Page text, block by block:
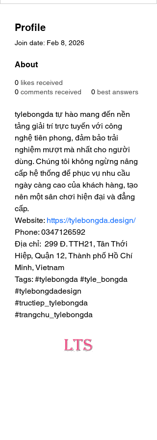
Profile
Join date: Feb 8, 2026
About
0 likes received
0 comments received 0 best answers
tylebongda tự hào mang đến nền
tảng giải trí trực tuyến với công
nghệ tiên phong, đảm bảo trải
nghiệm mượt mà nhất cho người
dùng. Chúng tôi không ngừng nâng
cấp hệ thống để phục vụ nhu cầu
ngày càng cao của khách hàng, tạo
nên một sân chơi hiện đại và đẳng
cấp.
Website: https://tylebongda.design/
Phone: 0347126592
Địa chỉ:  299 Đ. TTH21, Tân Thới
Hiệp, Quận 12, Thành phố Hồ Chí
Minh, Vietnam
Tags: #tylebongda #tyle_bongda
#tylebongdadesign
#tructiep_tylebongda
#trangchu_tylebongda